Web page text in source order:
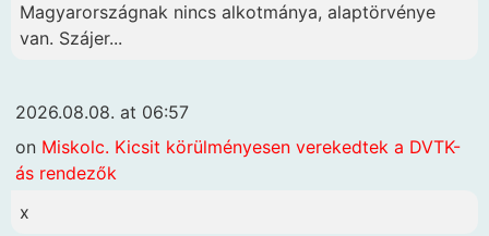
Magyarországnak nincs alkotmánya, alaptörvénye
van. Szájer...
2026.08.08. at 06:57
on Miskolc. Kicsit körülményesen verekedtek a DVTK-
ás rendezők
x